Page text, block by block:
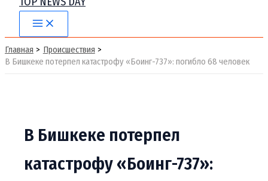
Main
Menu
Главная
Происшествия
В Бишкеке потерпел катастрофу «Боинг-737»: погибло 68 человек
В Бишкеке потерпел
катастрофу «Боинг-737»: